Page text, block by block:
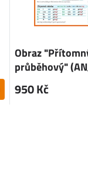
Obraz
průběhový"
950 Kč